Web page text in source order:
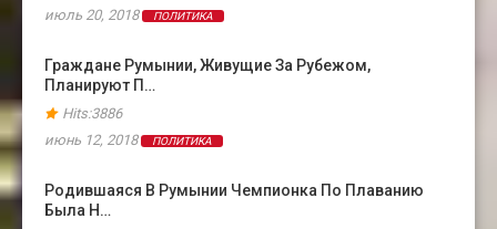
июль 20, 2018
ПОЛИТИКА
Граждане Румынии, Живущие За Рубежом,
Планируют П…
Hits:3886
июнь 12, 2018
ПОЛИТИКА
Родившаяся В Румынии Чемпионка По Плаванию
Была Н…